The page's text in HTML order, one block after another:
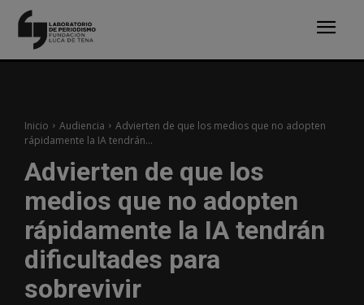
Inicio Audiencia
Advierten de que los medios que no adopten
rápidamente la IA tendrán...
Advierten de que los
medios que no adopten
rápidamente la IA tendrán
dificultades para
sobrevivir